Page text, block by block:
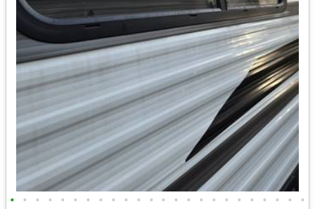
• • • • • • • • • • • • • • • • • • • • • • • •